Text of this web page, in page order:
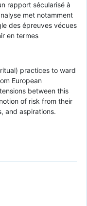
rapport sécularisé à
met notamment
des épreuves vécues
en termes
practices to ward
European
between this
of risk from their
and aspirations.